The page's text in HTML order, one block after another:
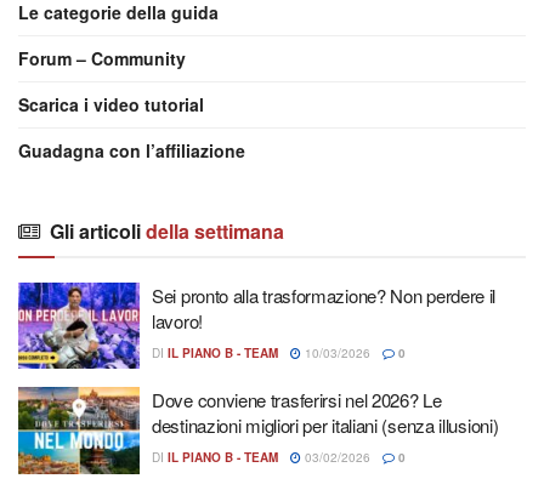
Le categorie della guida
Forum – Community
Scarica i video tutorial
Guadagna con l’affiliazione
Gli articolidella settimana
Sei pronto alla trasformazione? Non perdere il
lavoro!
DI IL PIANO B - TEAM 10/03/2026 0
Dove conviene trasferirsi nel 2026? Le
destinazioni migliori per italiani (senza illusioni)
DI IL PIANO B - TEAM 03/02/2026 0